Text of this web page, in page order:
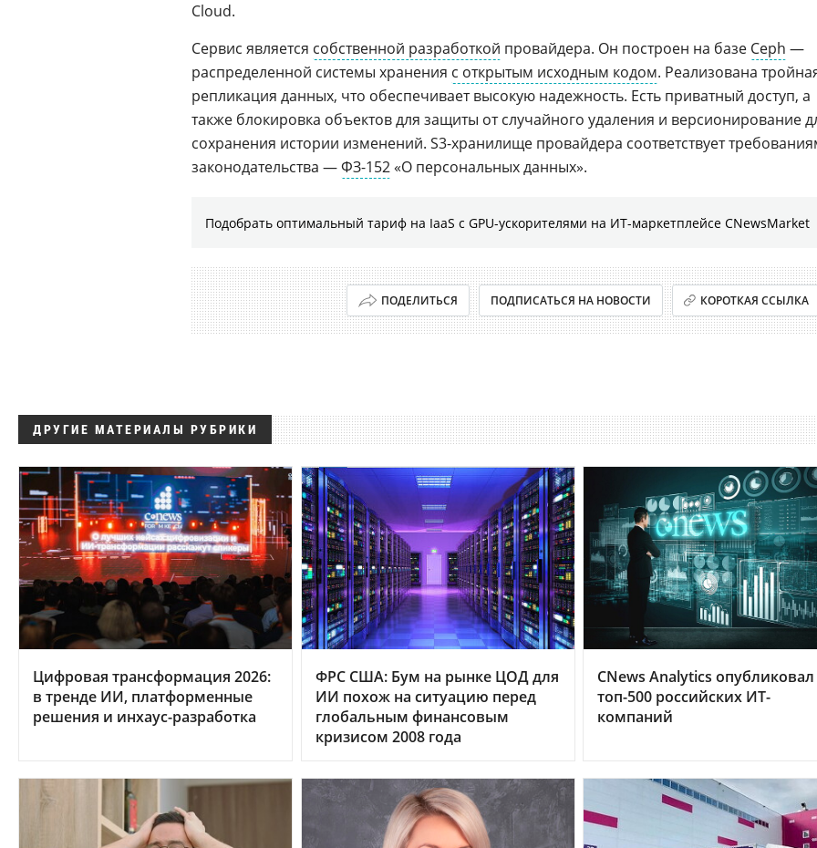
Cloud.
Сервис является собственной разработкой провайдера. Он построен на базе Ceph —
распределенной системы хранения с открытым исходным кодом. Реализована
репликация данных, что обеспечивает высокую надежность. Есть приватный доступ, а
также блокировка объектов для защиты от случайного удаления и версионирование
сохранения истории изменений. S3-хранилище провайдера соответствует
законодательства —ФЗ-152 «О персональных данных».
Подобрать оптимальный тариф на IaaS с GPU-ускорителями на ИТ-маркетплейсе CNewsMarket
ПОДЕЛИТЬСЯ ПОДПИСАТЬСЯ НА НОВОСТИ КОРОТКАЯ ССЫЛКА
ДРУГИЕ МАТЕРИАЛЫ РУБРИКИ
Цифровая трансформация 2026:
в тренде ИИ, платформенные
решения и инхаус-разработка
ФРС США: Бум на рынке ЦОД для
ИИ похож на ситуацию перед
глобальным финансовым
кризисом 2008 года
CNews Analytics опубликовал
топ-500 российских ИТ-
компаний